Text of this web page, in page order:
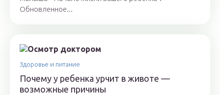
Обновленное...
Здоровье и питание
Почему у ребенка урчит в животе —
возможные причины